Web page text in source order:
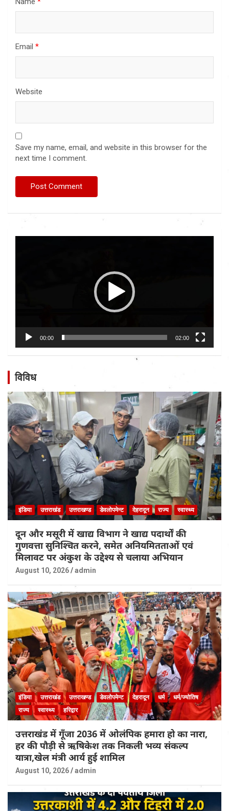
Email *
Website
Save my name, email, and website in this browser for the
next time I comment.
00:00 02:00
विविध
इंडिया उत्तराखंड उत्तराखण्ड डेवलोपमेन्ट देहरादून राज्य स्वास्थ्य
दून और मसूरी में खाद्य विभाग ने खाद्य पदार्थों की
गुणवत्ता सुनिश्चित करने, समेत अनियमितताओं एवं
मिलावट पर अंकुश के उद्देश्य से चलाया अभियान
August 10, 2026 admin
इंडिया उत्तराखंड उत्तराखण्ड डेवलोपमेन्ट देहरादून धर्म
धर्म/ज्योतिष
राज्य
स्वास्थ्य हरिद्वार
उत्तराखंड में गूँजा 2036 में ओलंपिक हमारा हो का नारा,
हर की पौड़ी से ऋषिकेश तक निकली भव्य संकल्प
यात्रा,खेल मंत्री आर्य हुई शामिल
August 10, 2026 admin